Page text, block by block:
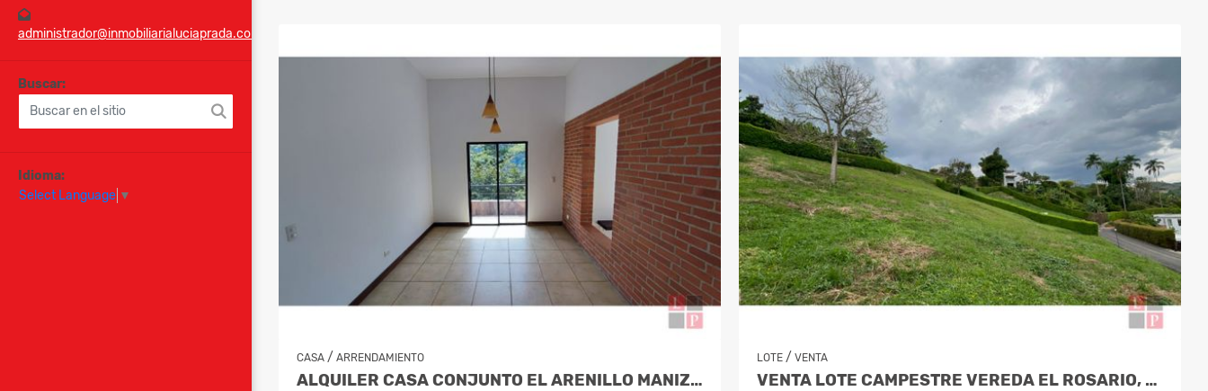
administrador@inmobiliarialuciaprada.com
Buscar:
Idioma:
Select Language ▼
CASA / ARRENDAMIENTO
ALQUILER CASA CONJUNTO EL ARENILLO MANIZALES. COD 9956731
LOTE / VENTA
VENTA LOTE CAMPESTRE VEREDA EL ROSARIO, MANIZALES | CÓD. 10071816